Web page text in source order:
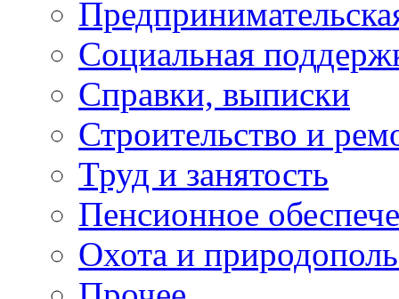
Социальная
Справки, выписки
Строительство и
Труд и занятость
Пенсионное
Охота и